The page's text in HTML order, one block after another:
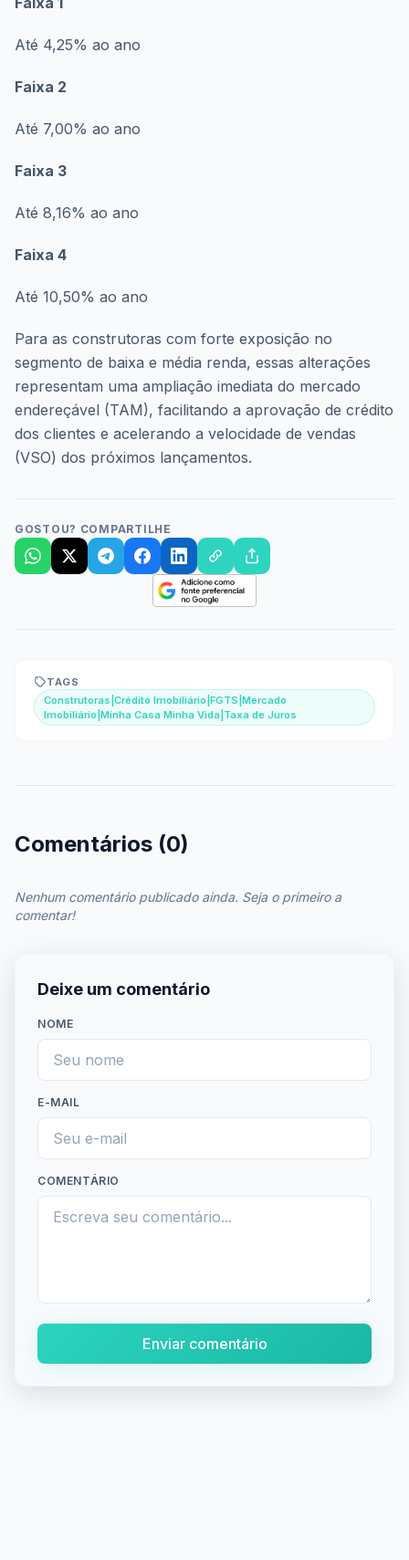
Até 4,25% ao ano
Faixa 2
Até 7,00% ao ano
Faixa 3
Até 8,16% ao ano
Faixa 4
Até 10,50% ao ano
Para as construtoras com forte exposição no
segmento de baixa e média renda, essas alterações
representam uma ampliação imediata do mercado
endereçável (TAM), facilitando a aprovação de crédito
dos clientes e acelerando a velocidade de vendas
(VSO) dos próximos lançamentos.
GOSTOU? COMPARTILHE
TAGS
Construtoras|Crédito Imobiliário|FGTS|Mercado
Imobiliário|Minha Casa Minha Vida|Taxa de Juros
Comentários (0)
Nenhum comentário publicado ainda. Seja o primeiro a
comentar!
Deixe um comentário
NOME
E-MAIL
COMENTÁRIO
Enviar comentário